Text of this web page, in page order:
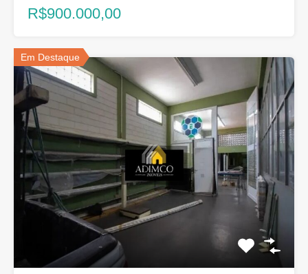
R$900.000,00
Em Destaque